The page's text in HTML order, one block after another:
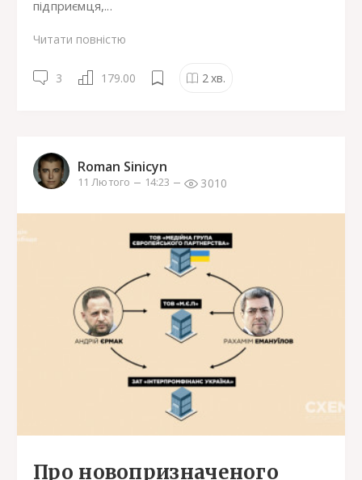
підприємця,...
Читати повністю
3 179.00 2хв.
Roman Sinicyn
11 Лютого 14:23 3010
Про новопризначеного